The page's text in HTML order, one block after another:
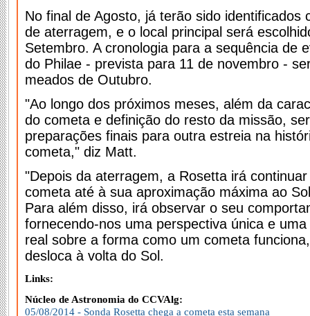
No final de Agosto, já terão sido identificados
de aterragem, e o local principal será
Setembro. A cronologia para a sequência de
do Philae - prevista para 11 de novembro -
meados de Outubro.
"Ao longo dos próximos meses, além da
do cometa e definição do resto da missão,
preparações finais para outra estreia na
cometa," diz Matt.
"Depois da aterragem, a Rosetta irá
cometa até à sua aproximação máxima ao
Para além disso, irá observar o seu
fornecendo-nos uma perspectiva única e
real sobre a forma como um cometa
desloca à volta do Sol.
Links:
Núcleo de Astronomia do CCVAlg:
05/08/2014 - Sonda Rosetta chega a cometa esta semana